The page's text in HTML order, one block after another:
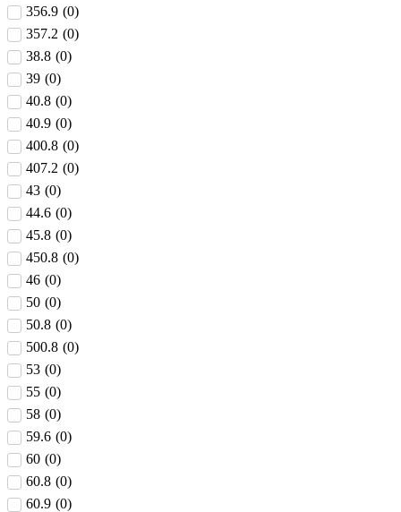
356.9 (0)
357.2 (0)
38.8 (0)
39 (0)
40.8 (0)
40.9 (0)
400.8 (0)
407.2 (0)
43 (0)
44.6 (0)
45.8 (0)
450.8 (0)
46 (0)
50 (0)
50.8 (0)
500.8 (0)
53 (0)
55 (0)
58 (0)
59.6 (0)
60 (0)
60.8 (0)
60.9 (0)